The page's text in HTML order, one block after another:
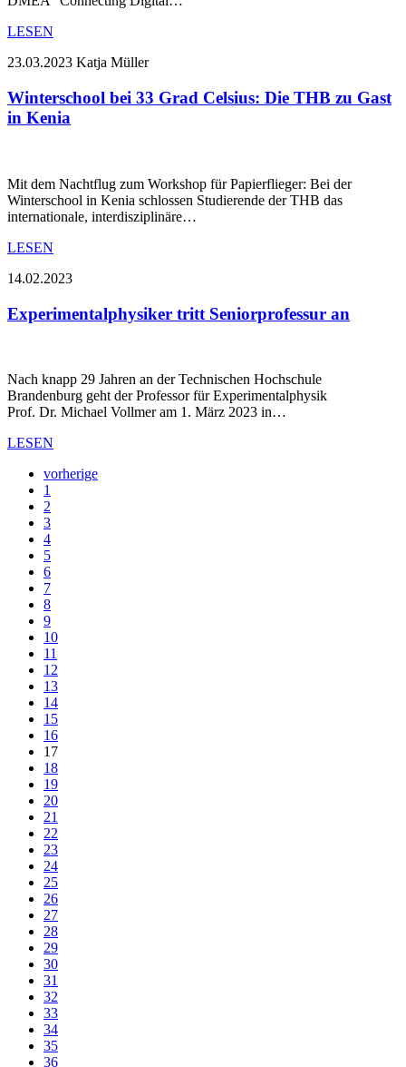
LESEN
23.03.2023 Katja Müller
Winterschool bei 33 Grad Celsius: Die THB zu Gast
in Kenia
Mit dem Nachtflug zum Workshop für Papierflieger: Bei der
Winterschool in Kenia schlossen Studierende der THB das
internationale, interdisziplinäre…
LESEN
14.02.2023
Experimentalphysiker tritt Seniorprofessur an
Nach knapp 29 Jahren an der Technischen Hochschule
Brandenburg geht der Professor für Experimentalphysik
Prof. Dr. Michael Vollmer am 1. März 2023 in…
LESEN
vorherige
1
2
3
4
5
6
7
8
9
10
11
12
13
14
15
16
17
18
19
20
21
22
23
24
25
26
27
28
29
30
31
32
33
34
35
36